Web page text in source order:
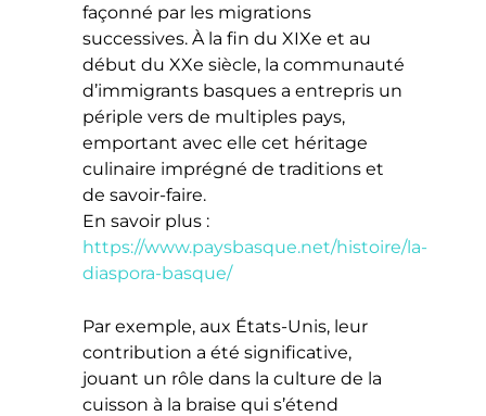
façonné par les migrations
successives. À la fin du XIXe et au
début du XXe siècle, la communauté
d’immigrants basques a entrepris un
périple vers de multiples pays,
emportant avec elle cet héritage
culinaire imprégné de traditions et
de savoir-faire.
En savoir plus :
https://www.paysbasque.net/histoire/la-
diaspora-basque/
Par exemple, aux États-Unis, leur
contribution a été significative,
jouant un rôle dans la culture de la
cuisson à la braise qui s’étend